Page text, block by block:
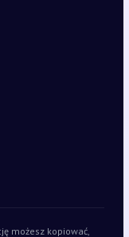
możesz kopiować,